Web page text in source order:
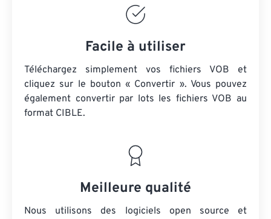
Facile à utiliser
Téléchargez simplement vos fichiers VOB et
cliquez sur le bouton « Convertir ». Vous pouvez
également convertir par lots les fichiers VOB au
format CIBLE.
Meilleure qualité
Nous utilisons des logiciels open source et